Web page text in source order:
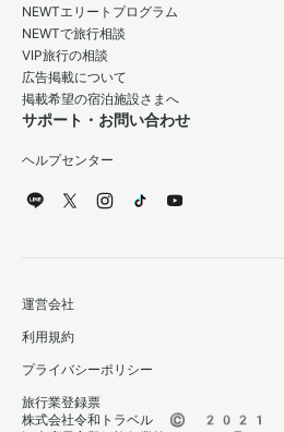
NEWTエリートプログラム
NEWTで旅行相談
VIP旅行の相談
広告掲載について
掲載希望の宿泊施設さまへ
サポート・お問い合わせ
ヘルプセンター
運営会社
利用規約
プライバシーポリシー
旅行業登録票
株式会社令和トラベル © 2021